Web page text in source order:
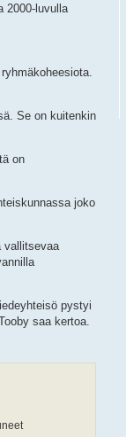
2000-luvulla
Se on kuitenkin
on
joko
vallitsevaa
pystyi
saa kertoa.